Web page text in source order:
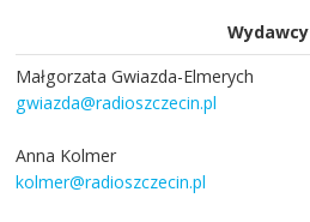
Wydawcy
Małgorzata Gwiazda-Elmerych
gwiazda@radioszczecin.pl
Anna Kolmer
kolmer@radioszczecin.pl